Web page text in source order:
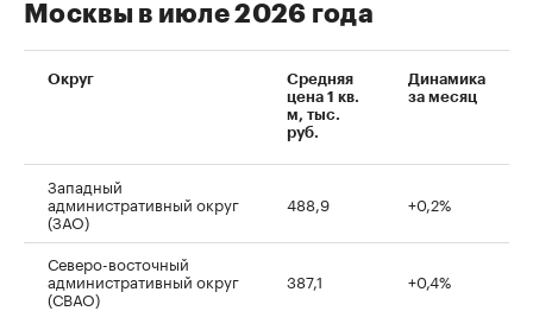
Москвы в июле 2026 года
Округ
Средняя
цена 1 кв.
м, тыс.
руб.
Динамика
за месяц
Западный
административный округ
(ЗАО)
488,9 +0,2%
Северо-восточный
административный округ
(СВАО)
387,1 +0,4%